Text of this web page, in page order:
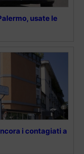
usate le
i contagiati a